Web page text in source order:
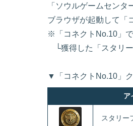
「ソウルゲームセン
ブラウザが起動して「
※「コネクトNo.10」
└獲得した「スタリ
▼「コネクトNo.10」
ア
スタリー